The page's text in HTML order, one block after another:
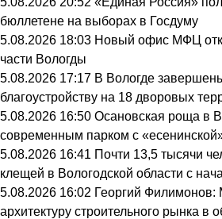
бюллетене на выборах в Госдуму
5.08.2026 18:03 Новый офис МФЦ
части Вологды
5.08.2026 17:17 В Вологде
благоустройству на 18 дворовых
5.08.2026 16:50 Осановская роща в
современным парком с
5.08.2026 16:41 Почти 13,5 тысячи
клещей в Вологодской области с
5.08.2026 16:02 Георгий
архитектуру строительного рынка в